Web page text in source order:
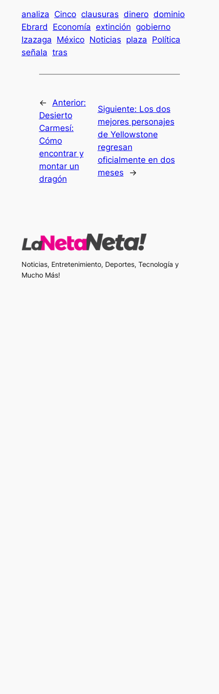
analiza Cinco clausuras dinero dominio
Ebrard
Economía extinción gobierno
Izazaga México Noticias plaza Política
señala tras
← Anterior:
Desierto
Carmesí:
Cómo
encontrar y
montar un
dragón
Siguiente: Los dos
mejores personajes
de Yellowstone
regresan
oficialmente en dos
meses
→
Noticias, Entretenimiento, Deportes, Tecnología y
Mucho Más!